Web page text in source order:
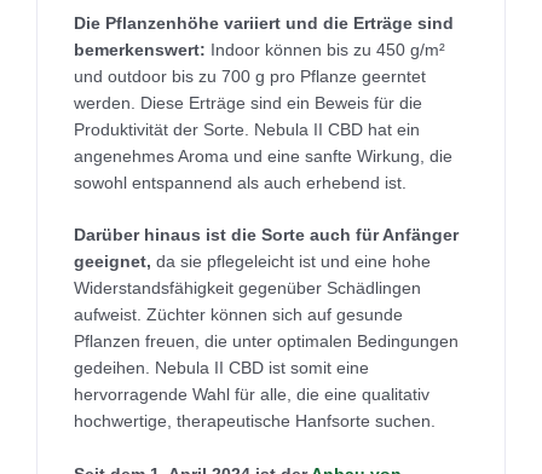
Die Pflanzenhöhe variiert und die Erträge sind
bemerkenswert: Indoor können bis zu 450 g/m²
und outdoor bis zu 700 g pro Pflanze geerntet
werden. Diese Erträge sind ein Beweis für die
Produktivität der Sorte. Nebula II CBD hat ein
angenehmes Aroma und eine sanfte Wirkung, die
sowohl entspannend als auch erhebend ist.
Darüber hinaus ist die Sorte auch für Anfänger
geeignet, da sie pflegeleicht ist und eine hohe
Widerstandsfähigkeit gegenüber Schädlingen
aufweist. Züchter können sich auf gesunde
Pflanzen freuen, die unter optimalen Bedingungen
gedeihen. Nebula II CBD ist somit eine
hervorragende Wahl für alle, die eine qualitativ
hochwertige, therapeutische Hanfsorte suchen.